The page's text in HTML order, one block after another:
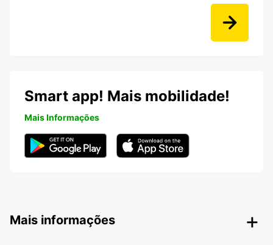
Smart app! Mais mobilidade!
Mais Informações
Mais informações